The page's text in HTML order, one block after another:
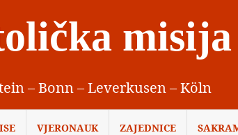
– Bonn – Leverkusen – Köln
VJERONAUK ZAJEDNICE